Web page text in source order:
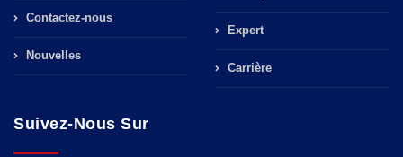
Contactez-nous
Nouvelles
Expert
Carrière
Suivez-Nous Sur